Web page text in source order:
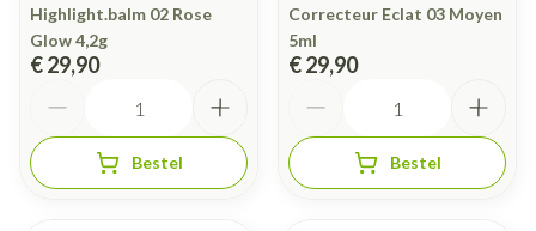
Highlight.balm 02 Rose
Glow 4,2g
€ 29,90
Bestel
Correcteur Eclat 03 Moyen
5ml
€ 29,90
Bestel